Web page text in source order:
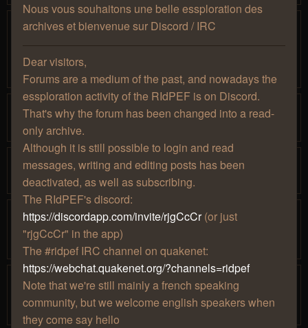
Nous vous souhaitons une belle essploration des
archives et bienvenue sur Discord / IRC
Dear visitors,
Forums are a medium of the past, and nowadays the
essploration activity of the RIdPEF is on Discord.
That's why the forum has been changed into a read-
only archive.
Although it is still possible to login and read
messages, writing and editing posts has been
deactivated, as well as subscribing.
The RIdPEF's discord:
https://discordapp.com/invite/rjgCcCr(or just
"rjgCcCr" in the app)
The #ridpef IRC channel on quakenet:
https://webchat.quakenet.org/?channels=ridpef
Note that we're still mainly a french speaking
community, but we welcome english speakers when
they come say hello
Thaldrïn l'essplorateur du temps, de
l'espace et des trucs bizarres.
par
26 févr. 2016, 02:00
[C.V.] Kolgor, un explorateur classique
par » jeu. 20 mai 2021, 13:48
Ainz l'essplorateur du dimanche !
par Ainz » mar. 09 juin 2020, 03:30
Mennethil le nouveau dans l'essplo !
parMennethil
juil. 2018, 03:40
Helvete, l'essploration démoniaque !
…
» dim. 09 juin
2019, 03:35